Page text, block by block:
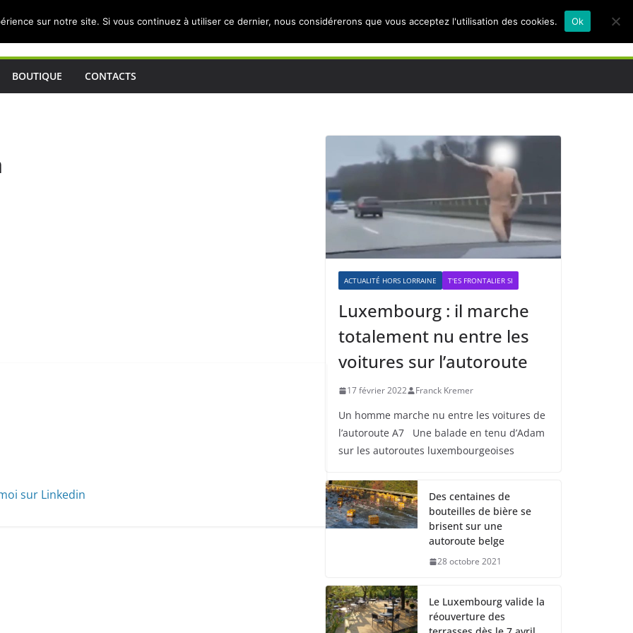
BOUTIQUE CONTACTS
sur Linkedin
ACTUALITÉ HORS LORRAINE T'ES FRONTALIER SI
Luxembourg : il marche
totalement nu entre les
voitures sur l’autoroute
17 février 2022 Franck Kremer
Un homme marche nu entre les voitures de
l’autoroute A7 Une balade en tenu d’Adam
sur les autoroutes luxembourgeoises
Des centaines de
bouteilles de bière se
brisent sur une
autoroute belge
28 octobre 2021
Le Luxembourg valide la
réouverture des
sur notre site. Si vous continuez à utiliser ce dernier, nous considérerons que vous acceptez l'utilisation des cookies. Ok